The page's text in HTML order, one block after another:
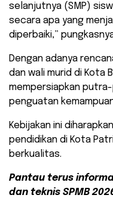
selanjutnya (SMP)
secara apa yang
diperbaiki,”
​Dengan adanya
dan wali murid di Kota
mempersiapkan
penguatan
Kebijakan ini
pendidikan di Kota
berkualitas.
Pantau terus
dan teknis SPMB